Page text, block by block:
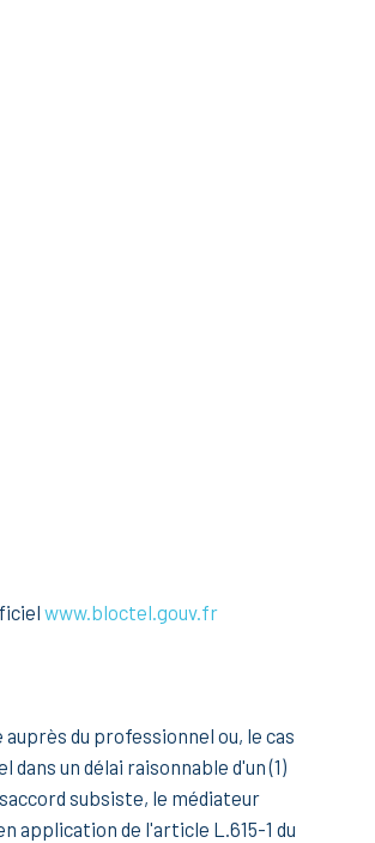
www.bloctel.gouv.fr
du professionnel ou, le cas
un délai raisonnable d'un (1)
subsiste, le médiateur
application de l'article L.615-1 du